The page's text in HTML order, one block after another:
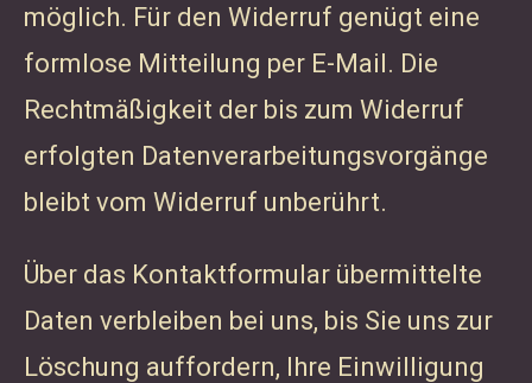
möglich. Für den Widerruf genügt eine
formlose Mitteilung per E-Mail. Die
Rechtmäßigkeit der bis zum Widerruf
erfolgten Datenverarbeitungsvorgänge
bleibt vom Widerruf unberührt.
Über das Kontaktformular übermittelte
Daten verbleiben bei uns, bis Sie uns zur
Löschung auffordern, Ihre Einwilligung